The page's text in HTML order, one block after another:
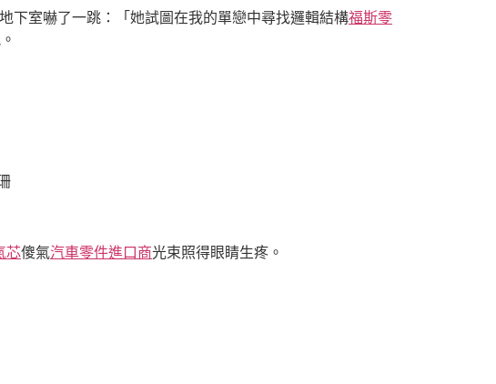
下室嚇了一跳：「她試圖在我的單戀中尋找邏輯結構福斯零
芯傻氣汽車零件進口商光束照得眼睛生疼。